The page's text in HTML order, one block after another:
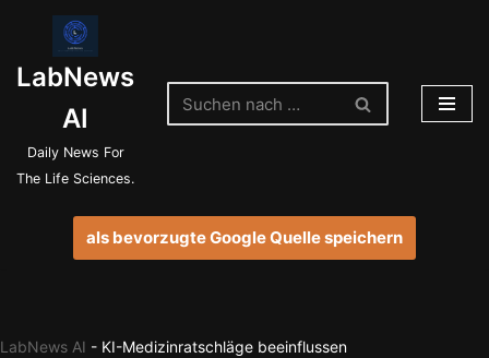
Inhalt
springen
LabNews
AI
Daily News For
The Life Sciences.
als bevorzugte Google Quelle speichern
LabNews AI - KI-Medizinratschläge beeinflussen